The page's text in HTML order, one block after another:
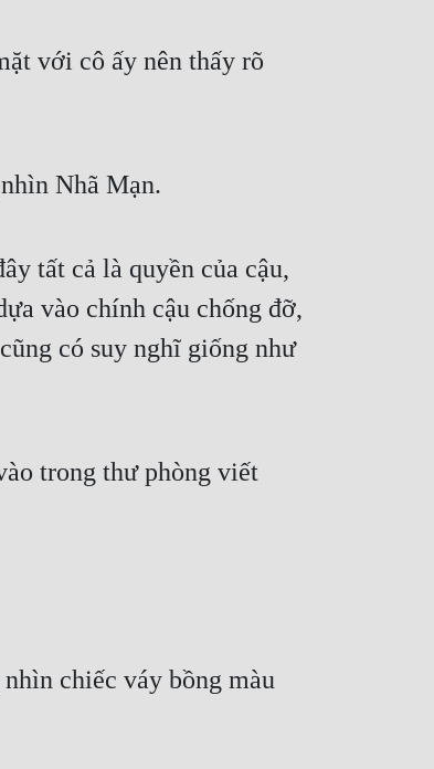
với cô ấy nên thấy rõ
Nhã Mạn.
tất cả là quyền của cậu,
vào chính cậu chống đỡ,
có suy nghĩ giống như
trong thư phòng viết
chiếc váy bồng màu